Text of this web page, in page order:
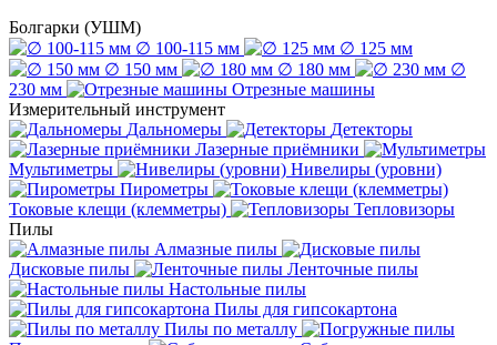
Болгарки (УШМ)
∅ 100-115 мм
∅ 125 мм
∅ 150 мм
∅ 180 мм
∅
230 мм
Отрезные машины
Измерительный инструмент
Дальномеры
Детекторы
Лазерные приёмники
Мультиметры
Нивелиры (уровни)
Пирометры
Токовые клещи (клемметры)
Тепловизоры
Пилы
Алмазные пилы
Дисковые пилы
Ленточные пилы
Настольные пилы
Пилы для гипсокартона
Пилы по металлу